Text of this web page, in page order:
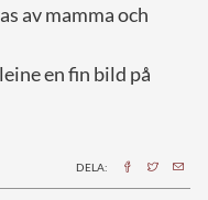
av mamma och
en fin bild på
DELA: